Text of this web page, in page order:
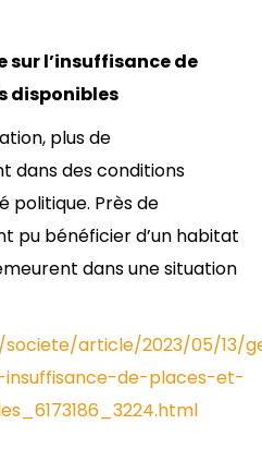
sur l’insuffisance de
disponibles
plus de
dans des conditions
politique. Près de
pu bénéficier d’un habitat
dans une situation
article/2023/05/13/
de-places-et-